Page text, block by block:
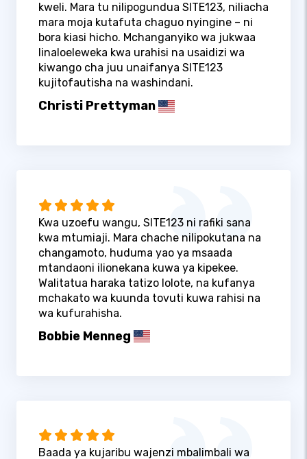
kweli. Mara tu nilipogundua SITE123, niliacha
mara moja kutafuta chaguo nyingine – ni
bora kiasi hicho. Mchanganyiko wa jukwaa
linaloeleweka kwa urahisi na usaidizi wa
kiwango cha juu unaifanya SITE123
kujitofautisha na washindani.
Christi Prettyman
Kwa uzoefu wangu, SITE123 ni rafiki sana
kwa mtumiaji. Mara chache nilipokutana na
changamoto, huduma yao ya msaada
mtandaoni ilionekana kuwa ya kipekee.
Walitatua haraka tatizo lolote, na kufanya
mchakato wa kuunda tovuti kuwa rahisi na
wa kufurahisha.
Bobbie Menneg
Baada ya kujaribu wajenzi mbalimbali wa